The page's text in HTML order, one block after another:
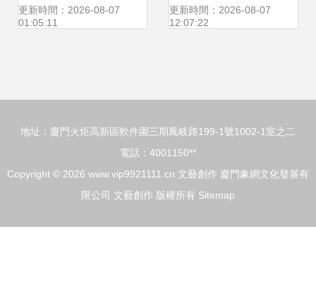
性的擬幻象與文藝
更新時間：2026-08-07
01:05:11
與先鋒實踐
更新時間：2026-08-07
12:07:22
地址：廈門火炬高新區軟件園三期鳳岐路199-1號1002-1室之二
電話：4001150**
Copyright © 2026 www.vip9921111.cn 文藝創作 廈門象網文化發展有
限公司 文藝創作 版權所有 Sitemap